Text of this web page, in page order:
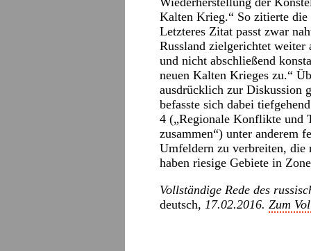
Kalten Krieg.“ So zitierte die
Letzteres Zitat passt zwar
Russland zielgerichtet weiter
und nicht abschließend
neuen Kalten Krieges zu.“
ausdrücklich zur
befasste sich dabei
4 („Regionale Konflikte und
zusammen“) unter anderem
Umfeldern zu verbreiten, die
haben riesige Gebiete in
Vollständige Rede des
deutsch, 17.02.2016. Zum